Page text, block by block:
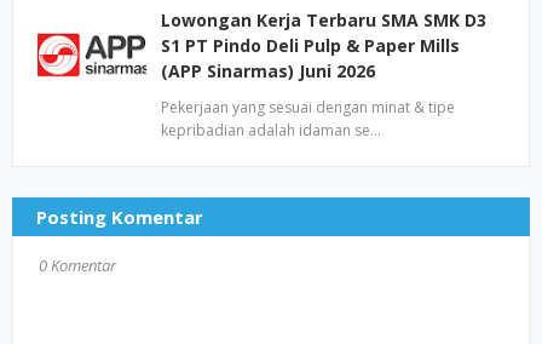
Lowongan Kerja Terbaru SMA SMK D3
S1 PT Pindo Deli Pulp & Paper Mills
(APP Sinarmas) Juni 2026
Pekerjaan yang sesuai dengan minat & tipe
kepribadian adalah idaman se…
Posting Komentar
0 Komentar